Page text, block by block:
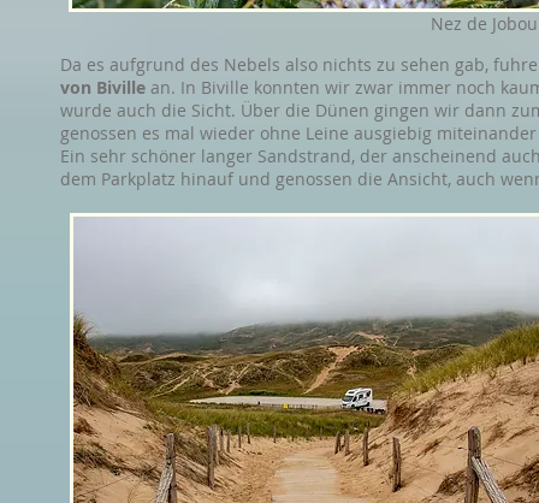
Nez de
Da es aufgrund des Nebels also nichts zu sehen gab,
von Biville an. In Biville konnten wir zwar immer noch
wurde auch die Sicht. Über die Dünen gingen wir dann
genossen es mal wieder ohne Leine ausgiebig
Ein sehr schöner langer Sandstrand, der anscheinend
dem Parkplatz hinauf und genossen die Ansicht, auch